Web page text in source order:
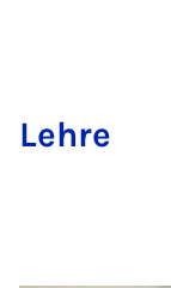
Leh­re